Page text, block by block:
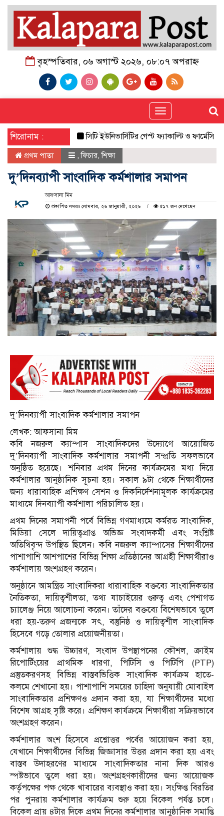
বৃহস্পতিবার, ০৬ অগাস্ট ২০২৬, ০৮:০৭ অপরাহ্ন
Toggle
navigation
শিরোনাম : সিটি ইউনিভার্সিটির গেস্ট ফ্যাকাল্টি ও ফার্মেসি
প্রথম পাতা ,ফিচার,শিক্ষা
দু’দিনব্যাপী সাংবাদিক কর্মশালার সমাপন
আফসানা মিম
প্রকাশিত সময়ঃ সোমবার, ২৬ জানুয়ারী, ২০২৬
৫১৭ জন দেখেছেন
দু’দিনব্যাপী সাংবাদিক কর্মশালার সমাপন
লেখক: আফসানা মিম
কবি নজরুল ক্যাম্পাস সাংবাদিকদের উদ্যোগে আয়োজিত
দু’দিনব্যাপী সাংবাদিক কর্মশালার সমাপনী সম্প্রতি সফলভাবে
অনুষ্ঠিত হয়েছে। শনিবার প্রথম দিনের কার্যক্রমের মধ্য দিয়ে
কর্মশালার আনুষ্ঠানিক সূচনা হয়। সকাল ৯টা থেকে শিক্ষার্থীদের
জন্য ধারাবাহিক প্রশিক্ষণ সেশন ও দিকনির্দেশনামূলক কার্যক্রমের
মাধ্যমে দিনব্যাপী কর্মশালা পরিচালিত হয়।
প্রথম দিনের সমাপনী পর্বে বিভিন্ন গণমাধ্যমে কর্মরত সাংবাদিক,
মিডিয়া সেলে দায়িত্বপ্রাপ্ত অভিজ্ঞ সংবাদকর্মী এবং সংশ্লিষ্ট
অতিথিবৃন্দ উপস্থিত ছিলেন। কবি নজরুল ক্যাম্পাসের শিক্ষার্থীদের
পাশাপাশি আশপাশের বিভিন্ন শিক্ষা প্রতিষ্ঠানের আগ্রহী শিক্ষার্থীরাও
কর্মশালায় অংশগ্রহণ করেন।
অনুষ্ঠানে আমন্ত্রিত সাংবাদিকরা ধারাবাহিক বক্তব্যে সাংবাদিকতার
নৈতিকতা, দায়িত্বশীলতা, তথ্য যাচাইয়ের গুরুত্ব এবং পেশাগত
চ্যালেঞ্জ নিয়ে আলোচনা করেন। তাঁদের বক্তব্যে বিশেষভাবে তুলে
ধরা হয়-তরুণ প্রজন্মকে সৎ, বস্তুনিষ্ঠ ও দায়িত্বশীল সাংবাদিক
হিসেবে গড়ে তোলার প্রয়োজনীয়তা।
কর্মশালায় শুদ্ধ উচ্চারণ, সংবাদ উপস্থাপনের কৌশল, ক্রাইম
রিপোর্টিংয়ের প্রাথমিক ধারণা, পিটিসি ও পিটিপি (PTP)
প্রস্তুতকরণসহ বিভিন্ন বাস্তবভিত্তিক সাংবাদিক কার্যক্রম হাতে-
কলমে শেখানো হয়। পাশাপাশি সময়ের চাহিদা অনুযায়ী মোবাইল
সাংবাদিকতার প্রশিক্ষণও প্রদান করা হয়, যা শিক্ষার্থীদের মধ্যে
বিশেষ আগ্রহ সৃষ্টি করে। প্রশিক্ষণ কার্যক্রমে শিক্ষার্থীরা সক্রিয়ভাবে
অংশগ্রহণ করেন।
কর্মশালার অংশ হিসেবে প্রশ্নোত্তর পর্বের আয়োজন করা হয়,
যেখানে শিক্ষার্থীদের বিভিন্ন জিজ্ঞাসার উত্তর প্রদান করা হয় এবং
বাস্তব উদাহরণের মাধ্যমে সাংবাদিকতার নানা দিক আরও
স্পষ্টভাবে তুলে ধরা হয়। অংশগ্রহণকারীদের জন্য আয়োজক
কর্তৃপক্ষের পক্ষ থেকে খাবারের ব্যবস্থাও করা হয়। সংক্ষিপ্ত বিরতির
পর পুনরায় কর্মশালার কার্যক্রম শুরু হয়ে বিকেল পর্যন্ত চলে।
বিকেল প্রায় ৪টার দিকে প্রথম দিনের কর্মশালার আনুষ্ঠানিক সমাপ্তি